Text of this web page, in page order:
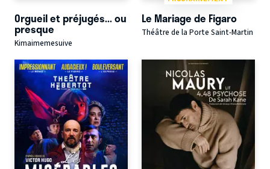
Orgueil et préjugés... ou
presque
Kimaimemesuive
Le Mariage de Figaro
Théâtre de la Porte Saint-Martin